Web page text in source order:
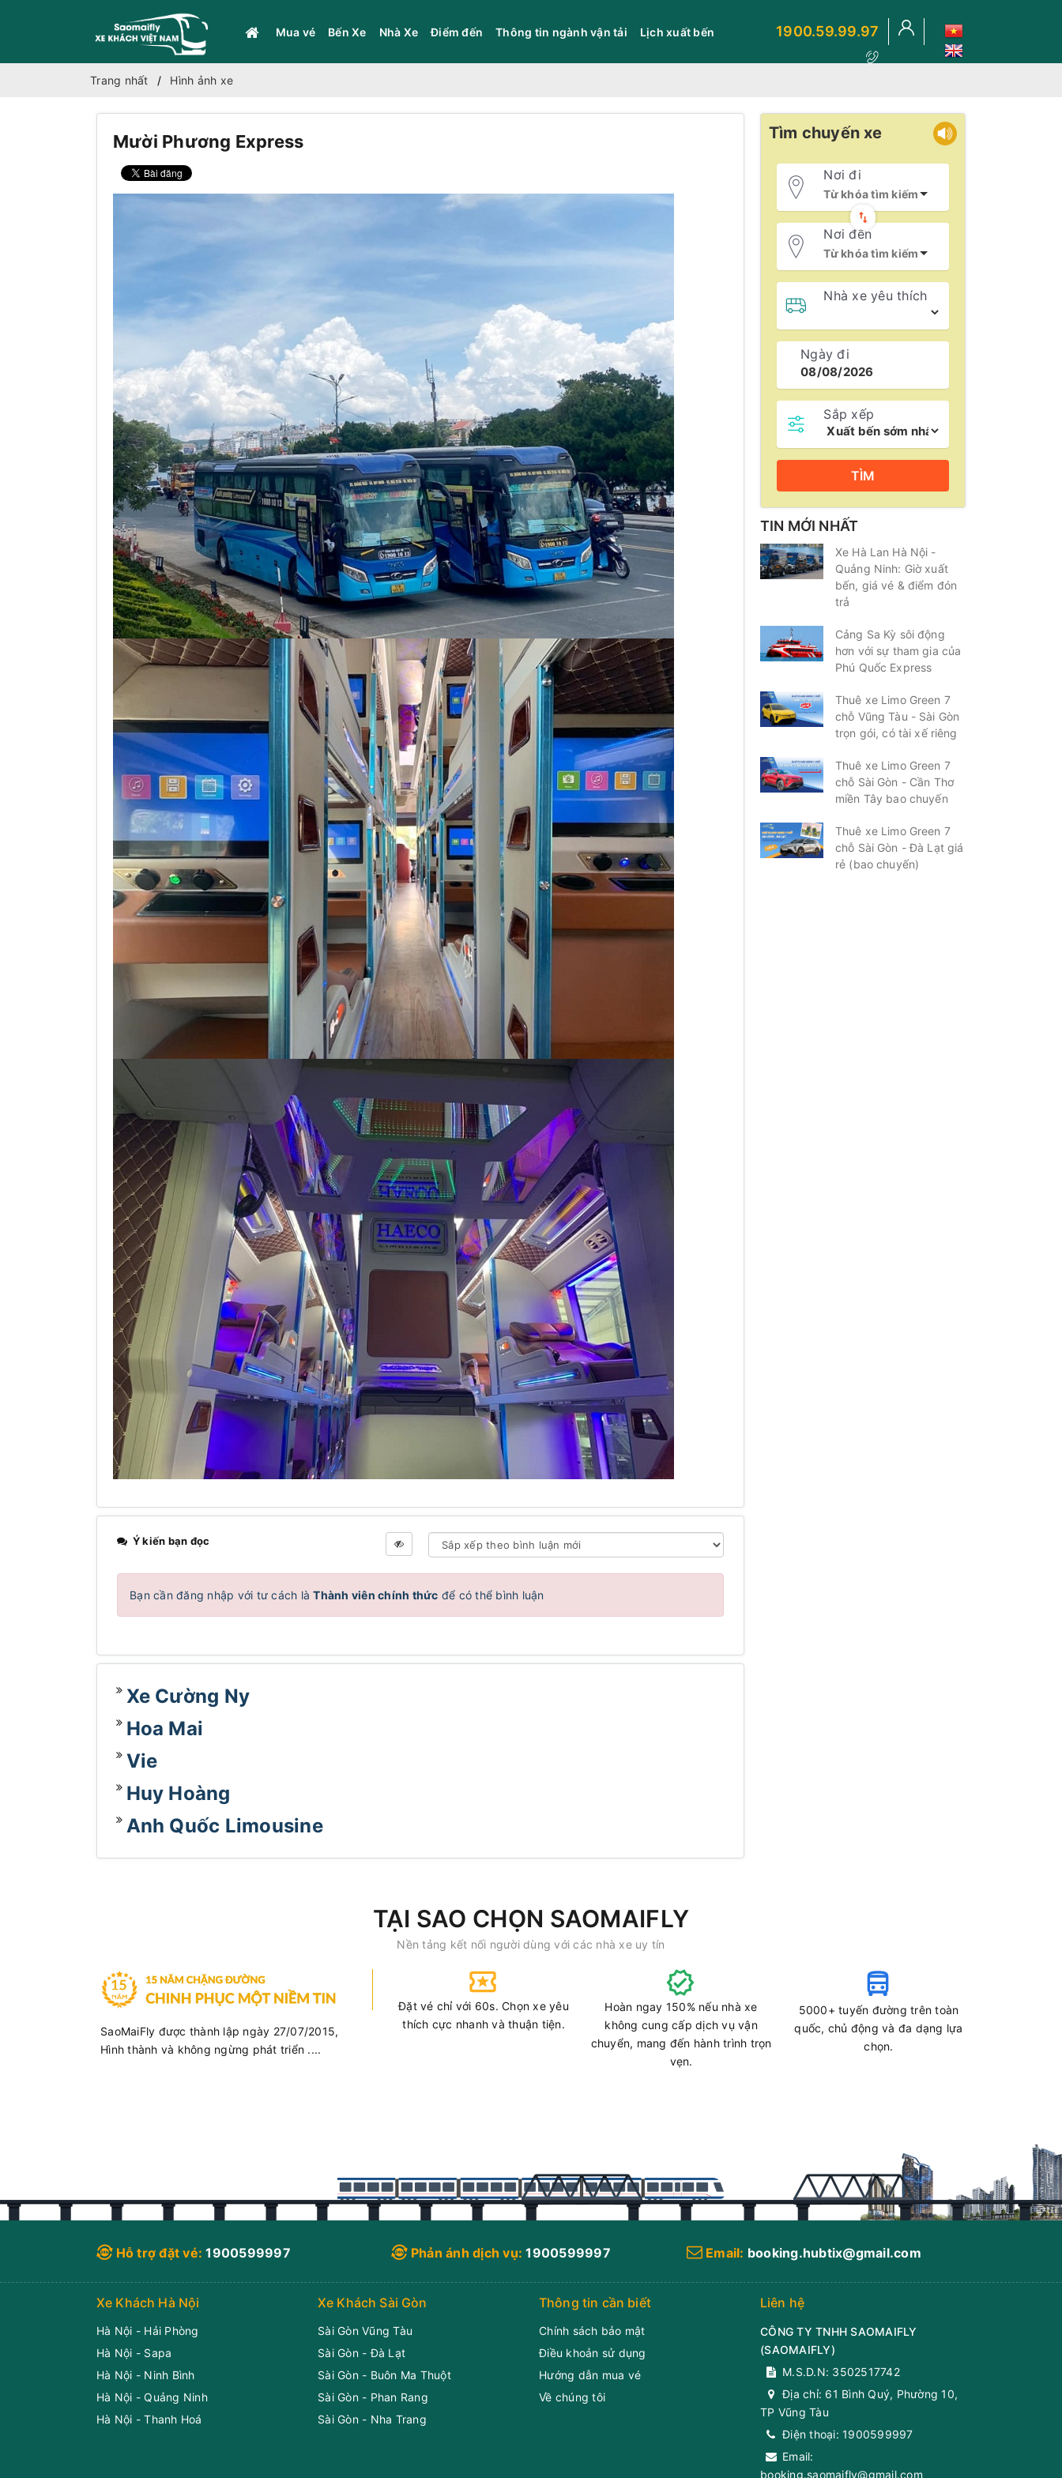
Mua vé Bến Xe Nhà Xe Điểm đến Thông tin ngành vận tải Lịch xuất bến 1900.59.99.97
Trang nhất Hình ảnh xe
Mười Phương Express
Ý kiến bạn đọc
Bạn cần đăng nhập với tư cách làThành viên chính thức để có thể bình luận
Xe Cường Ny
Hoa Mai
Vie
Huy Hoàng
Anh Quốc Limousine
Tìm chuyến xe
Nơi đi
Nơi đến
Nhà xe yêu thích
Ngày đi
Sắp xếp
TÌM
TIN MỚI NHẤT
Xe Hà Lan Hà Nội -
Quảng Ninh: Giờ xuất
bến, giá vé & điểm đón
trả
Cảng Sa Kỳ sôi động
hơn với sự tham gia của
Phú Quốc Express
Thuê xe Limo Green 7
chỗ Vũng Tàu - Sài Gòn
trọn gói, có tài xế riêng
Thuê xe Limo Green 7
chỗ Sài Gòn - Cần Thơ
miền Tây bao chuyến
Thuê xe Limo Green 7
chỗ Sài Gòn - Đà Lạt giá
rẻ (bao chuyến)
TẠI SAO CHỌN SAOMAIFLY
Nền tảng kết nối người dùng với các nhà xe uy tín
SaoMaiFly được thành lập ngày 27/07/2015,
Hình thành và không ngừng phát triển ....
Đặt vé chỉ với 60s. Chọn xe yêu
thích cực nhanh và thuận tiện.
Hoàn ngay 150% nếu nhà xe
không cung cấp dịch vụ vận
chuyển, mang đến hành trình trọn
vẹn.
5000+ tuyến đường trên toàn
quốc, chủ động và đa dạng lựa
chọn.
Hỗ trợ đặt vé: 1900599997 Phản ánh dịch vụ: 1900599997 Email: booking.hubtix@gmail.com
Xe Khách Hà Nội
Hà Nội - Hải Phòng
Hà Nội - Sapa
Hà Nội - Ninh Bình
Hà Nội - Quảng Ninh
Hà Nội - Thanh Hoá
Xe Khách Sài Gòn
Sài Gòn Vũng Tàu
Sài Gòn - Đà Lạt
Sài Gòn - Buôn Ma Thuột
Sài Gòn - Phan Rang
Sài Gòn - Nha Trang
Thông tin cần biết
Chính sách bảo mật
Điều khoản sử dụng
Hướng dẫn mua vé
Về chúng tôi
Liên hệ
CÔNG TY TNHH SAOMAIFLY
(SAOMAIFLY)
M.S.D.N: 3502517742
Địa chỉ: 61 Bình Quý, Phường 10,
TP Vũng Tàu
Điện thoại: 1900599997
Email:
booking.saomaifly@gmail.com